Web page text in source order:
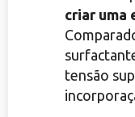
criar uma
tensão